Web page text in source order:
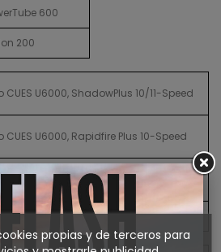
600
200
U6000, ShadowPlus 10/11-Speed
CUES U6000, Rapidfire Plus 10-Speed
Direct Mount Chainring & Chainguard
10/11-Speed , Crankset 320 165mm
LG300, 11-48T
propias y de terceros para